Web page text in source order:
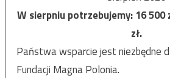
W sierpniu potrzebujemy:16 500
zł.
Państwa wsparcie jest niezbędne
Fundacji Magna Polonia.